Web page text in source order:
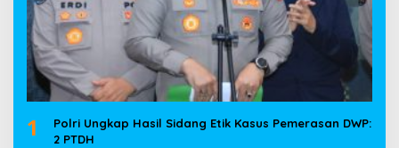
1
Polri Ungkap Hasil Sidang Etik Kasus Pemerasan DWP:
2 PTDH